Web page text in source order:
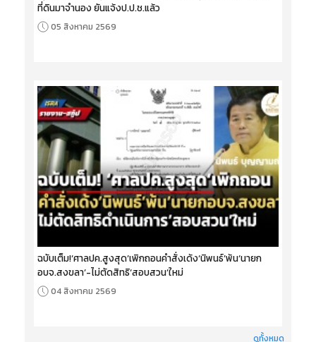
ที่ดินมาจำนอง ยันแจ้งป.ป.ช.แล้ว
05 สิงหาคม 2569
ฉบับเต็ม!‘ศาลปค.สูงสุด’เพิกถอนคำสั่งเด้ง‘นิพนธ์’พ้น‘นายก
อบจ.สงขลา’-ไม่ตัดสิทธิ‘สอบสวน’ใหม่
04 สิงหาคม 2569
ดูทั้งหมด